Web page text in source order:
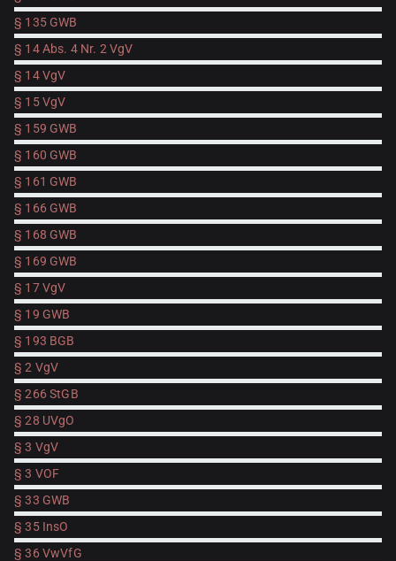
§ 135 GWB
§ 14 Abs. 4 Nr. 2 VgV
§ 14 VgV
§ 15 VgV
§ 159 GWB
§ 160 GWB
§ 161 GWB
§ 166 GWB
§ 168 GWB
§ 169 GWB
§ 17 VgV
§ 19 GWB
§ 193 BGB
§ 2 VgV
§ 266 StGB
§ 28 UVgO
§ 3 VgV
§ 3 VOF
§ 33 GWB
§ 35 InsO
§ 36 VwVfG